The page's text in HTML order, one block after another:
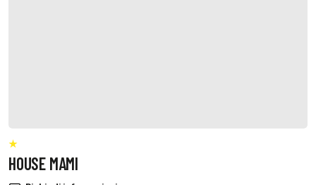
HOUSE MAMI